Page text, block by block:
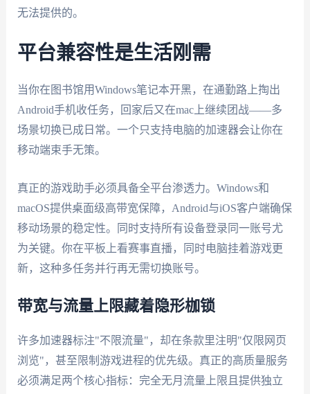
无法提供的。
平台兼容性是生活刚需
当你在图书馆用Windows笔记本开黑，在通勤路上掏出
Android手机收任务，回家后又在mac上继续团战——多
场景切换已成日常。一个只支持电脑的加速器会让你在
移动端束手无策。
真正的游戏助手必须具备全平台渗透力。Windows和
macOS提供桌面级高带宽保障，Android与iOS客户端确保
移动场景的稳定性。同时支持所有设备登录同一账号尤
为关键。你在平板上看赛事直播，同时电脑挂着游戏更
新，这种多任务并行再无需切换账号。
带宽与流量上限藏着隐形枷锁
许多加速器标注"不限流量"，却在条款里注明"仅限网页
浏览"，甚至限制游戏进程的优先级。真正的高质量服务
必须满足两个核心指标：完全无月流量上限且提供独立